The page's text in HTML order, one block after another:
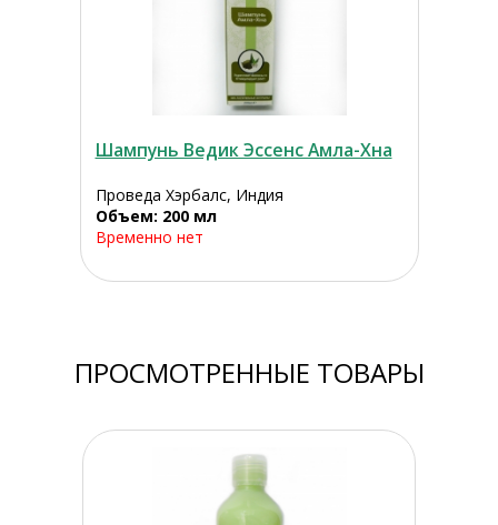
Шампунь Ведик Эссенс Амла-Хна
Проведа Хэрбалс, Индия
Объем: 200 мл
Временно нет
ПРОСМОТРЕННЫЕ ТОВАРЫ